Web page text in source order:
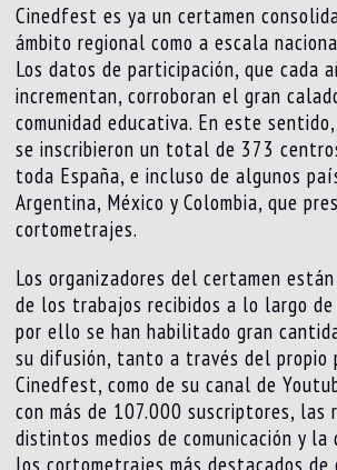
Cinedfest es ya un certamen
ámbito regional como a escala
Los datos de participación, que cada
incrementan, corroboran el gran
comunidad educativa. En este
se inscribieron un total de 373
toda España, e incluso de algunos
Argentina, México y Colombia, que
cortometrajes.
Los organizadores del certamen
de los trabajos recibidos a lo largo
por ello se han habilitado gran
su difusión, tanto a través del propio
Cinedfest, como de su canal de
con más de 107.000 suscriptores, las
distintos medios de comunicación y la
los cortometrajes más destacados de